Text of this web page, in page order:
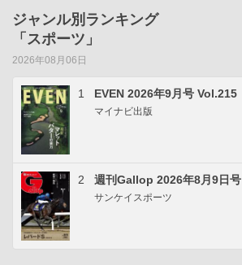
ジャンル別ランキング
「スポーツ」
2026年08月06日
1 EVEN 2026年9月号 Vol.215
マイナビ出版
2 週刊Gallop 2026年8月9日号
サンケイスポーツ